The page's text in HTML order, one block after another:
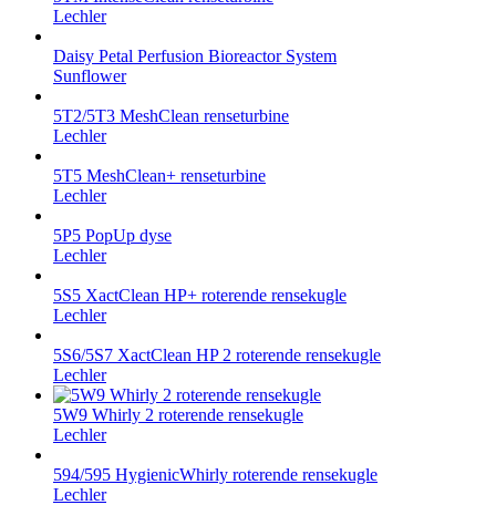
Lechler
Daisy Petal Perfusion Bioreactor System
Sunflower
5T2/5T3 MeshClean renseturbine
Lechler
5T5 MeshClean+ renseturbine
Lechler
5P5 PopUp dyse
Lechler
5S5 XactClean HP+ roterende rensekugle
Lechler
5S6/5S7 XactClean HP 2 roterende rensekugle
Lechler
5W9 Whirly 2 roterende rensekugle
Lechler
594/595 HygienicWhirly roterende rensekugle
Lechler